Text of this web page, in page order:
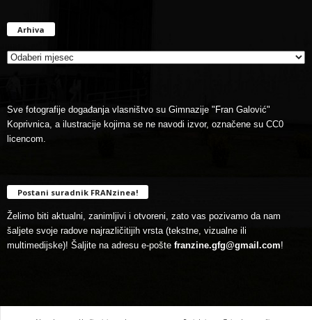
Arhiva
Sve fotografije događanja vlasništvo su Gimnazije "Fran Galović"
Koprivnica, a ilustracije kojima se ne navodi izvor, označene su CC0
licencom.
Postani suradnik FRANzinea!
Želimo biti aktualni, zanimljivi i otvoreni, zato vas pozivamo da nam
šaljete svoje radove najrazličitijih vrsta (tekstne, vizualne ili
multimedijske)! Šaljite na adresu e-pošte franzine.gfg@gmail.com!